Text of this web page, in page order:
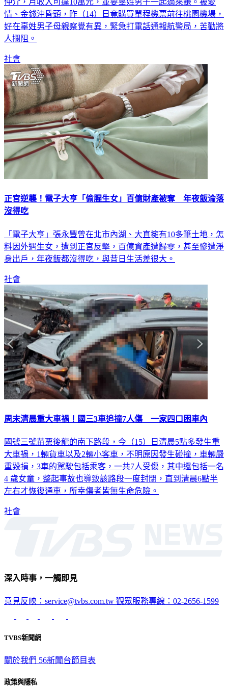
仲介，月收入可達10萬元，並要辜姓男子一起過來賺。被愛
情、金錢沖昏頭，昨（14）日竟購買單程機票前往桃園機場，
好在辜姓男子母親察覺有異，緊急打電話通報航警局，苦勸將
人攔阻。
社會
正宮逆襲！電子大亨「偷腥生女」百億財產被奪 年夜飯淪落
沒得吃
「電子大亨」張永豐曾在北市內湖、大直擁有10多筆土地，怎
料因外遇生女，遭到正宮反擊，百億資產遭歸零，甚至慘遭淨
身出戶，年夜飯都沒得吃，與昔日生活差很大。
社會
周末清晨重大車禍！國三3車追撞7人傷 一家四口困車內
國號三號苗栗後龍的南下路段，今（15）日清晨5點多發生重
大車禍，1輛貨車以及2輛小客車，不明原因發生碰撞，車輛嚴
重毀損，3車的駕駛包括乘客，一共7人受傷，其中還包括一名
4 歲女童，整起事故也導致該路段一度封閉，直到清晨6點半
左右才恢復通車，所幸傷者皆無生命危險。
社會
深入時事，一觸即見
意見反映：service@tvbs.com.tw 觀眾服務專線：02-2656-1599
TVBS新聞網
關於我們 56新聞台節目表
政策與隱私